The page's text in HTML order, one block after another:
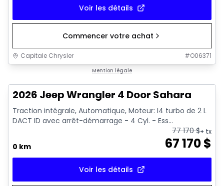
Voir les détails
Commencer votre achat
Capitale Chrysler #O06371
Mention légale
2026 Jeep Wrangler 4 Door Sahara
Traction intégrale, Automatique, Moteur: I4 turbo de 2 L
DACT ID avec arrêt-démarrage - 4 Cyl. - Ess...
0 km 67 170$
77 170$+ tx
Voir les détails